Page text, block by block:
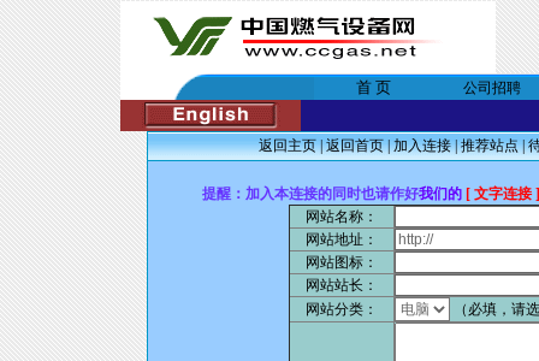
首 页 公司招聘
返回主页|返回首页|加入连接|推荐站点|
提醒：加入本连接的同时也请作好我们的 [ 文字连接
网站名称：
网站地址：
网站图标：
网站站长：
网站分类：
（必填，请